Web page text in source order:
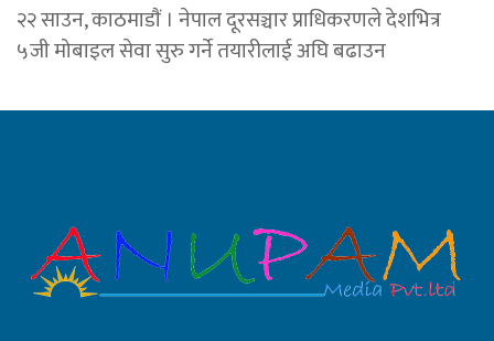
२२ साउन, काठमाडाैं । नेपाल दूरसञ्चार प्राधिकरणले देशभित्र
५जी मोबाइल सेवा सुरु गर्ने तयारीलाई अघि बढाउन